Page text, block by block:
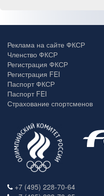
Реклама на сайте ФКСР
Членство ФКСР
Регистрация ФКСР
Регистрация FEI
Паспорт ФКСР
Паспорт FEI
Страхование спортсменов
+7 (495) 228-70-64